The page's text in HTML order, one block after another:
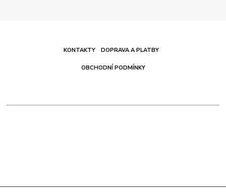
KONTAKTY DOPRAVA A PLATBY
OBCHODNÍ PODMÍNKY